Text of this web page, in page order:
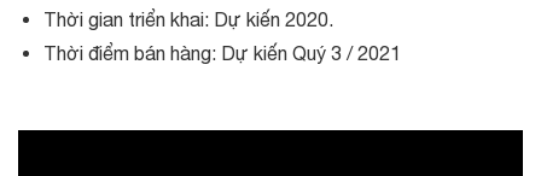
Thời gian triển khai: Dự kiến 2020.
Thời điểm bán hàng: Dự kiến Quý 3 / 2021